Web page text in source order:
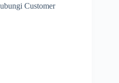
Customer